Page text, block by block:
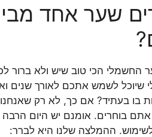
שער אחד
הכי טוב שיש ולא ברור
שיוכל לשמש אתכם לאורך שנים
בו בעתיד? אם כך, לא רק
בוחרים. אומנם יש היום
לשימוש. ההמלצה שלנו היא לברר: